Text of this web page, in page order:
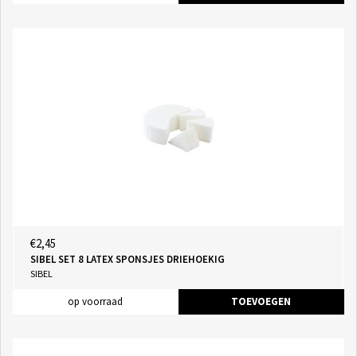
€2,45
SIBEL SET 8 LATEX SPONSJES DRIEHOEKIG
SIBEL
op voorraad TOEVOEGEN